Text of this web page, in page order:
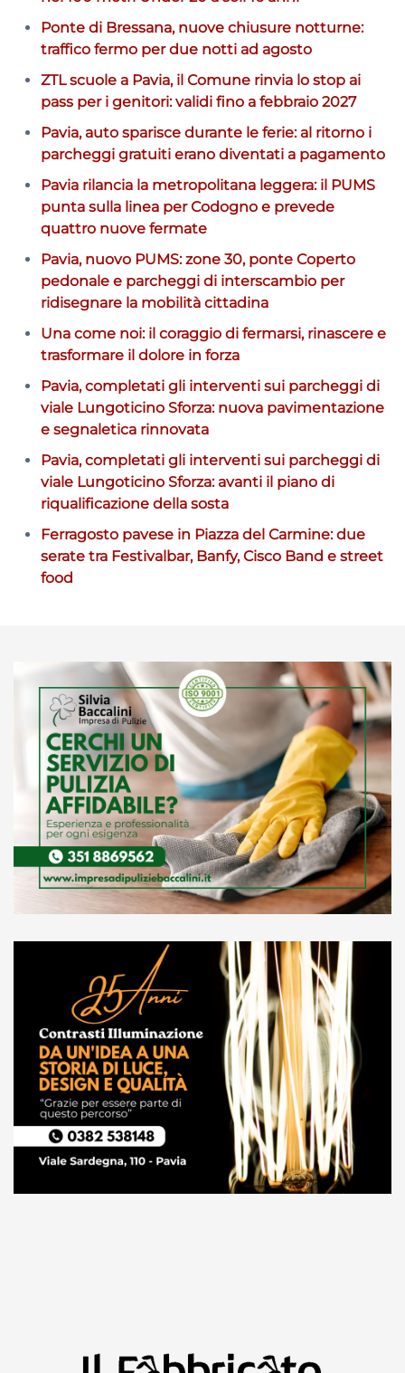
Ponte di Bressana, nuove chiusure notturne:
traffico fermo per due notti ad agosto
ZTL scuole a Pavia, il Comune rinvia lo stop ai
pass per i genitori: validi fino a febbraio 2027
Pavia, auto sparisce durante le ferie: al ritorno i
parcheggi gratuiti erano diventati a pagamento
Pavia rilancia la metropolitana leggera: il PUMS
punta sulla linea per Codogno e prevede
quattro nuove fermate
Pavia, nuovo PUMS: zone 30, ponte Coperto
pedonale e parcheggi di interscambio per
ridisegnare la mobilità cittadina
Una come noi: il coraggio di fermarsi, rinascere e
trasformare il dolore in forza
Pavia, completati gli interventi sui parcheggi di
viale Lungoticino Sforza: nuova pavimentazione
e segnaletica rinnovata
Pavia, completati gli interventi sui parcheggi di
viale Lungoticino Sforza: avanti il piano di
riqualificazione della sosta
Ferragosto pavese in Piazza del Carmine: due
serate tra Festivalbar, Banfy, Cisco Band e street
food